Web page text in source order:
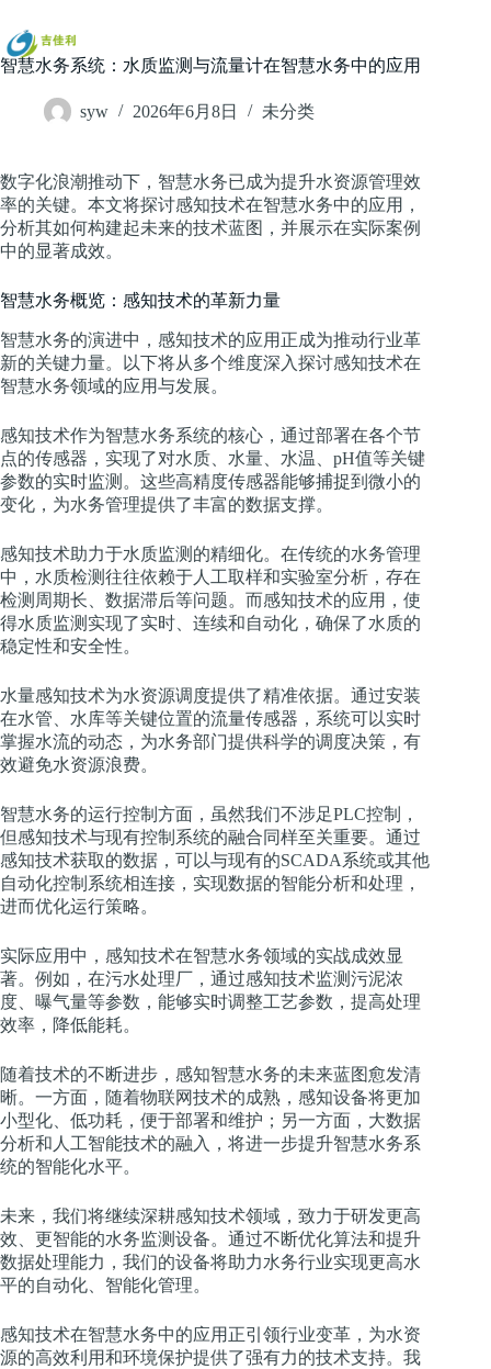
过
内
容
智慧水务系统：水质监测与流量计在智慧水务中的应用
syw 2026年6月8日 未分类
数字化浪潮推动下，智慧水务已成为提升水资源管理效
率的关键。本文将探讨感知技术在智慧水务中的应用，
分析其如何构建起未来的技术蓝图，并展示在实际案例
中的显著成效。
智慧水务概览：感知技术的革新力量
智慧水务的演进中，感知技术的应用正成为推动行业革
新的关键力量。以下将从多个维度深入探讨感知技术在
智慧水务领域的应用与发展。
感知技术作为智慧水务系统的核心，通过部署在各个节
点的传感器，实现了对水质、水量、水温、pH值等关键
参数的实时监测。这些高精度传感器能够捕捉到微小的
变化，为水务管理提供了丰富的数据支撑。
感知技术助力于水质监测的精细化。在传统的水务管理
中，水质检测往往依赖于人工取样和实验室分析，存在
检测周期长、数据滞后等问题。而感知技术的应用，使
得水质监测实现了实时、连续和自动化，确保了水质的
稳定性和安全性。
水量感知技术为水资源调度提供了精准依据。通过安装
在水管、水库等关键位置的流量传感器，系统可以实时
掌握水流的动态，为水务部门提供科学的调度决策，有
效避免水资源浪费。
智慧水务的运行控制方面，虽然我们不涉足PLC控制，
但感知技术与现有控制系统的融合同样至关重要。通过
感知技术获取的数据，可以与现有的SCADA系统或其他
自动化控制系统相连接，实现数据的智能分析和处理，
进而优化运行策略。
实际应用中，感知技术在智慧水务领域的实战成效显
著。例如，在污水处理厂，通过感知技术监测污泥浓
度、曝气量等参数，能够实时调整工艺参数，提高处理
效率，降低能耗。
随着技术的不断进步，感知智慧水务的未来蓝图愈发清
晰。一方面，随着物联网技术的成熟，感知设备将更加
小型化、低功耗，便于部署和维护；另一方面，大数据
分析和人工智能技术的融入，将进一步提升智慧水务系
统的智能化水平。
未来，我们将继续深耕感知技术领域，致力于研发更高
效、更智能的水务监测设备。通过不断优化算法和提升
数据处理能力，我们的设备将助力水务行业实现更高水
平的自动化、智能化管理。
感知技术在智慧水务中的应用正引领行业变革，为水资
源的高效利用和环境保护提供了强有力的技术支持。我